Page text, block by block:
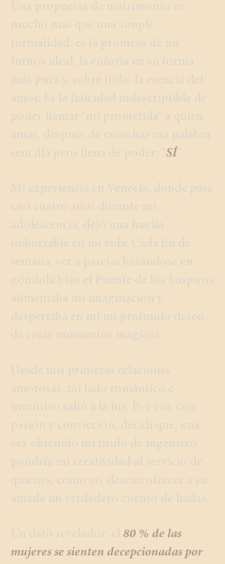
Una propuesta de matrimonio es
mucho más que una simple
formalidad: es la promesa de un
futuro ideal, la euforia en su forma
más pura y, sobre todo, la esencia del
amor. Es la felicidad indescriptible de
poder llamar “mi prometida” a quien
amas, después de escuchar esa palabra
sencilla pero llena de poder: “SÍ
Mi experiencia en Venecia, donde pasé
casi cuatro años durante mi
adolescencia, dejó una huella
imborrable en mi vida. Cada fin de
semana, ver a parejas besándose en
góndola bajo el Puente de los Suspiros
alimentaba mi imaginación y
despertaba en mí un profundo deseo
de crear momentos mágicos.
Desde mis primeras relaciones
amorosas, mi lado romántico e
inventivo salió a la luz. Por eso, con
pasión y convicción, decidí que, una
vez obtenido mi título de ingeniero,
pondría mi creatividad al servicio de
quienes, como yo, desean ofrecer a su
amada un verdadero cuento de hadas.
Un dato revelador: el 80 % de las
mujeres se sienten decepcionadas por